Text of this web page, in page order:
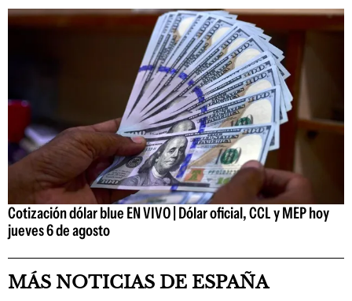
Cotización dólar blue EN VIVO | Dólar oficial, CCL y MEP hoy
jueves 6 de agosto
MÁS NOTICIAS DE ESPAÑA